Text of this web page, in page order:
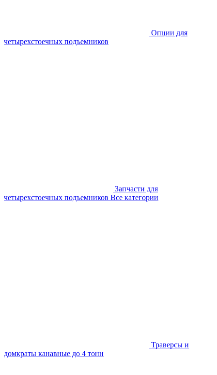
Опции для
четырехстоечных подъемников
Запчасти для
четырехстоечных подъемников Все категории
Траверсы и
домкраты канавные до 4 тонн